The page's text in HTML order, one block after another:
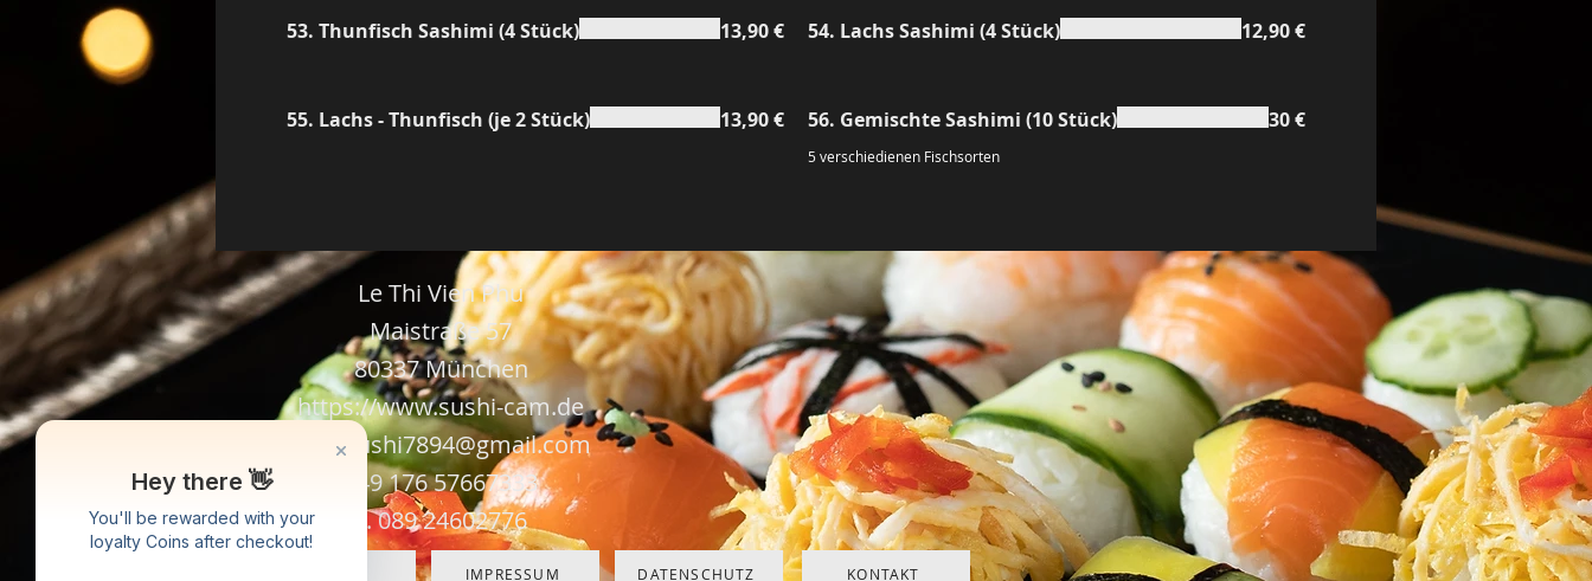
Hey there 👋
53. Thunfisch Sashimi (4 Stück) 13,90 € 54. Lachs Sashimi (4 Stück) 12,90 €
55. Lachs - Thunfisch (je 2 Stück) 13,90 € 56. Gemischte Sashimi (10 Stück)
5 verschiedienen Fischsorten
30 €
Le Thi Vien Phu
Maistraße 57
80337 München
https://www.sushi-cam.de
camsushi7894@gmail.com
+49 176 57667333
T. 089 24602776
IMPRESSUM DATENSCHUTZ KONTAKT